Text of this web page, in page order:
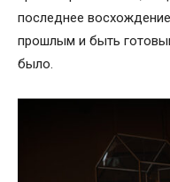
последнее
прошлым и быть
было.